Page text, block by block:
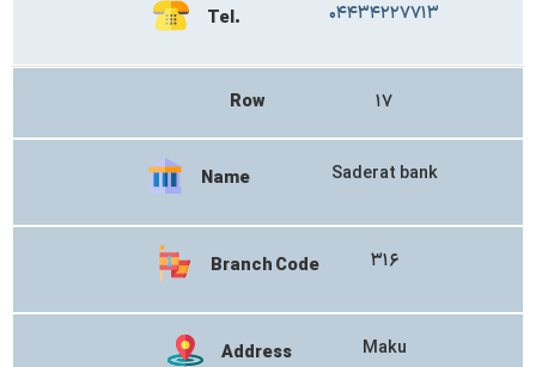
Tel. ۰۴۴۳۴۲۲۷۷۱۳
Row ۱۷
Name Saderat bank
Branch Code ۳۱۶
Address Maku